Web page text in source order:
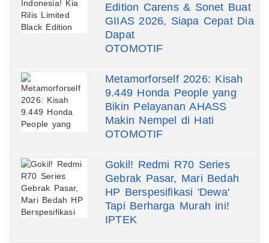
Edition Carens & Sonet Buat
GIIAS 2026, Siapa Cepat Dia
Dapat
OTOMOTIF
Metamorforself 2026: Kisah
9.449 Honda People yang
Bikin Pelayanan AHASS
Makin Nempel di Hati
OTOMOTIF
Gokil! Redmi R70 Series
Gebrak Pasar, Mari Bedah
HP Berspesifikasi 'Dewa'
Tapi Berharga Murah ini!
IPTEK